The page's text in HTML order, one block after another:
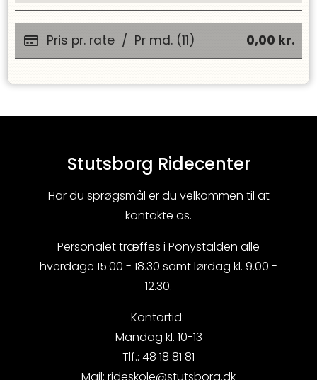
Pris pr. rate / Pr md. (11) 0,00 kr.
Stutsborg Ridecenter
Har du sprøgsmål er du velkommen til at
kontakte os.
Personalet træffes i Ponystalden alle
hverdage 15.00 - 18.30 samt lørdag kl. 9.00 -
12.30.
Kontortid:
Mandag kl. 10-13
Tlf.: 48 18 81 81
Mail: rideskole@stutsborg.dk